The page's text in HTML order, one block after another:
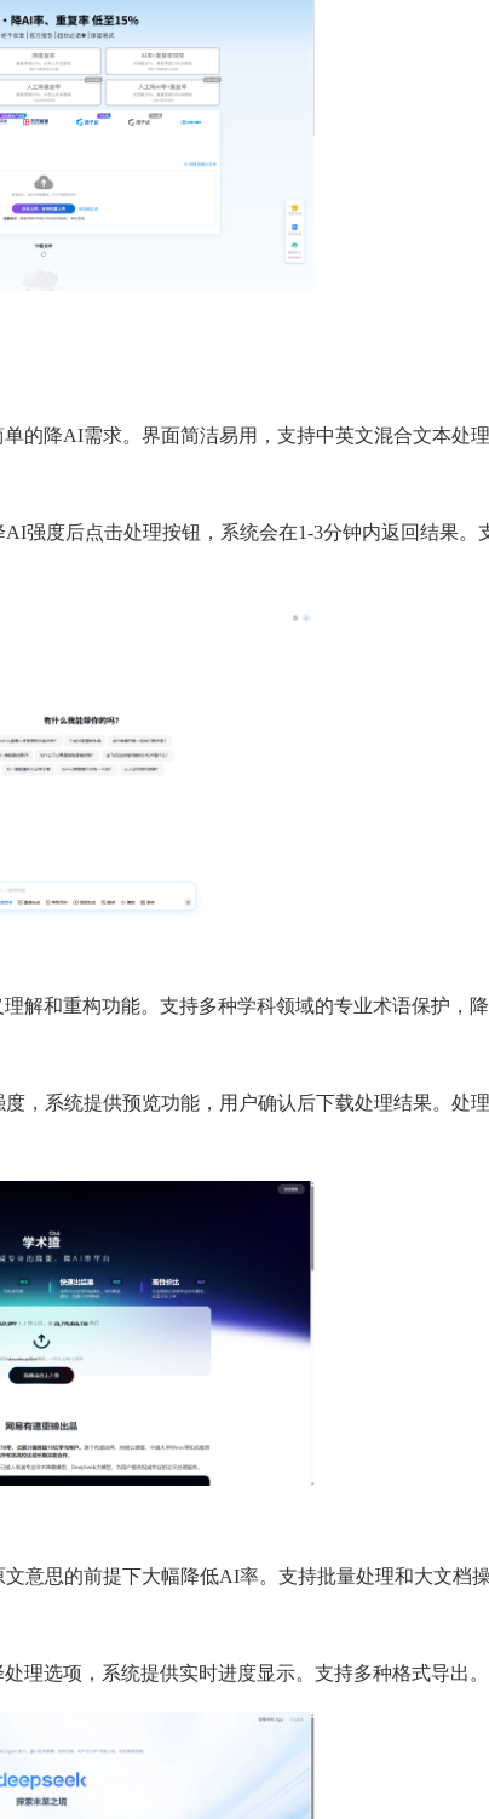
的降AI需求。界面简洁易用，支持中英文混合文本处
强度后点击处理按钮，系统会在1-3分钟内返回结果。
解和重构功能。支持多种学科领域的专业术语保护，
，系统提供预览功能，用户确认后下载处理结果。处
意思的前提下大幅降低AI率。支持批量处理和大文档
理选项，系统提供实时进度显示。支持多种格式导出。